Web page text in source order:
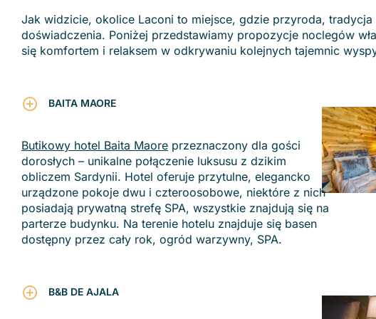
Jak widzicie, okolice Laconi to miejsce, gdzie przyroda,
doświadczenia. Poniżej przedstawiamy propozycje noclegów
się komfortem i relaksem w odkrywaniu kolejnych tajemnic
BAITA MAORE
Butikowy hotel Baita Maore przeznaczony dla gości
dorosłych – unikalne połączenie luksusu z dzikim
obliczem Sardynii. Hotel oferuje przytulne, elegancko
urządzone pokoje dwu i czteroosobowe, niektóre z nich
posiadają prywatną strefę SPA, wszystkie znajdują się na
parterze budynku. Na terenie hotelu znajduje się basen
dostępny przez cały rok, ogród warzywny, SPA.
B&B DE AJALA